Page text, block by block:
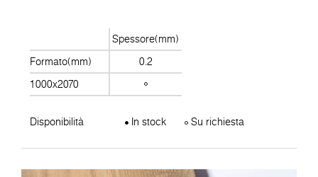
Spessore(mm)
Formato(mm)
0.2
1000x2070
Disponibilità In stock Su richiesta